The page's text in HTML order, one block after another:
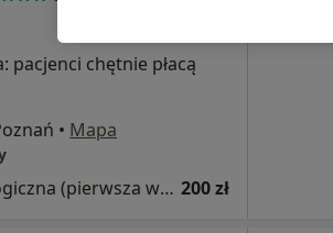
pacjenci chętnie płacą
• Mapa
Konsultacja psychologiczna (pierwsza wizyta) 200 zł